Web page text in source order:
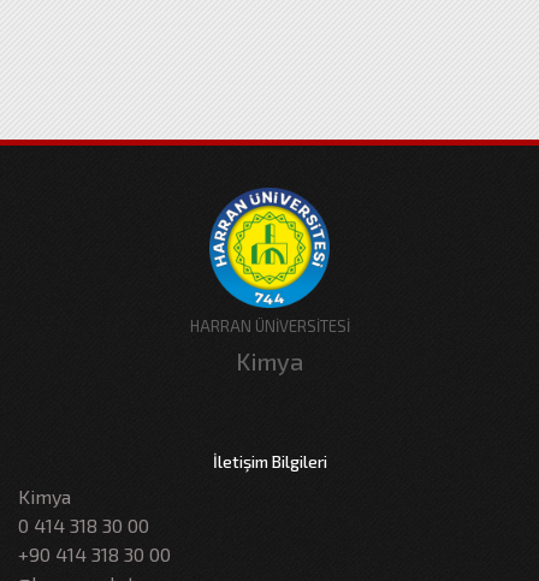
HARRAN ÜNİVERSİTESİ
Kimya
İletişim Bilgileri
Kimya
0 414 318 30 00
+90 414 318 30 00